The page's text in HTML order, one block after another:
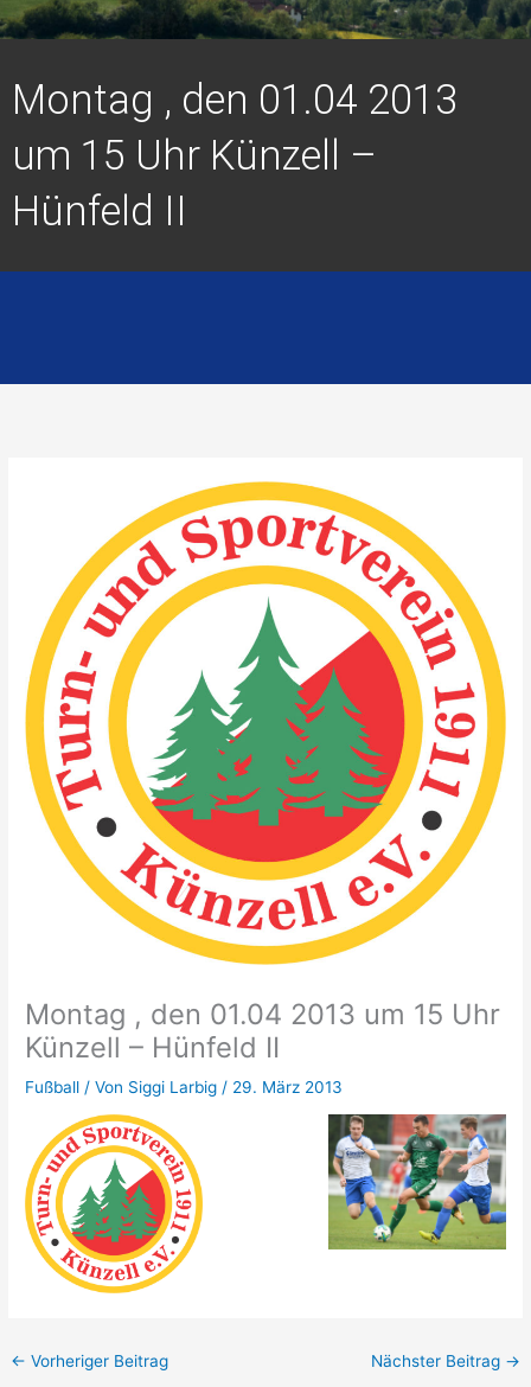
Montag , den 01.04 2013
um 15 Uhr Künzell –
Hünfeld II
Montag , den 01.04 2013 um 15 Uhr
Künzell – Hünfeld II
Fußball / Von Siggi Larbig / 29. März 2013
← Vorheriger Beitrag Nächster Beitrag →